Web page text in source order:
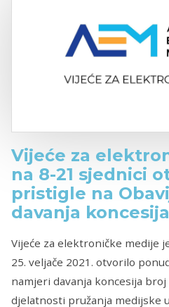
Vijeće za
na 8-21 sjednici
pristigle na
davanja
Vijeće za elektroničke medije
25. veljače 2021. otvorilo
namjeri davanja koncesija
djelatnosti pružanja medijske